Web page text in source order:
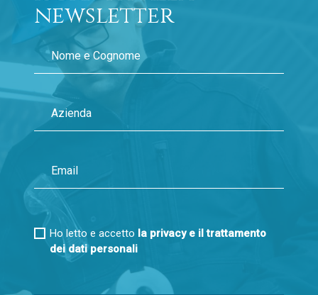
Gennaio 2016
Febbraio 2015
Gennaio 2015
Marzo 2014
Febbraio 2014
Gennaio 2013
newsletter
Ho letto e accetto la privacy e il trattamento
dei dati personali